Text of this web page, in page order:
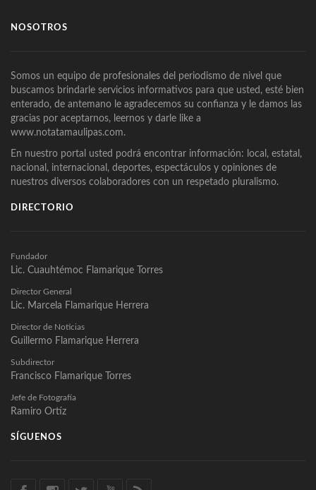
NOSOTROS
Somos un equipo de profesionales del periodismo de nivel que
buscamos brindarle servicios informativos para que usted, esté bien
enterado, de antemano le agradecemos su confianza y le damos las
gracias por aceptarnos, leernos y darle like a
www.notatamaulipas.com.
En nuestro portal usted podrá encontrar información: local, estatal,
nacional, internacional, deportes, espectáculos y opiniones de
nuestros diversos colaboradores con un respetado pluralismo.
DIRECTORIO
Fundador
Lic. Cuauhtémoc Flamarique Torres
Director General
Lic. Marcela Flamarique Herrera
Director de Noticias
Guillermo Flamarique Herrera
Subdirector
Francisco Flamarique Torres
Jefe de Fotografía
Ramiro Ortíz
SÍGUENOS